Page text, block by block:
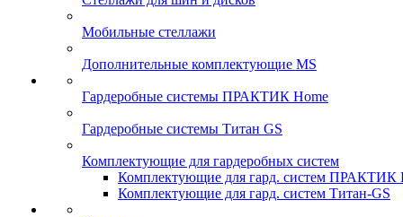
Мобильные стеллажи
Дополнительные комплектующие MS
Гардеробные системы ПРАКТИК Home
Гардеробные системы Титан GS
Комплектующие для гардеробных систем
Комплектующие для гард. систем ПРАКТИК
Комплектующие для гард. систем Титан-GS